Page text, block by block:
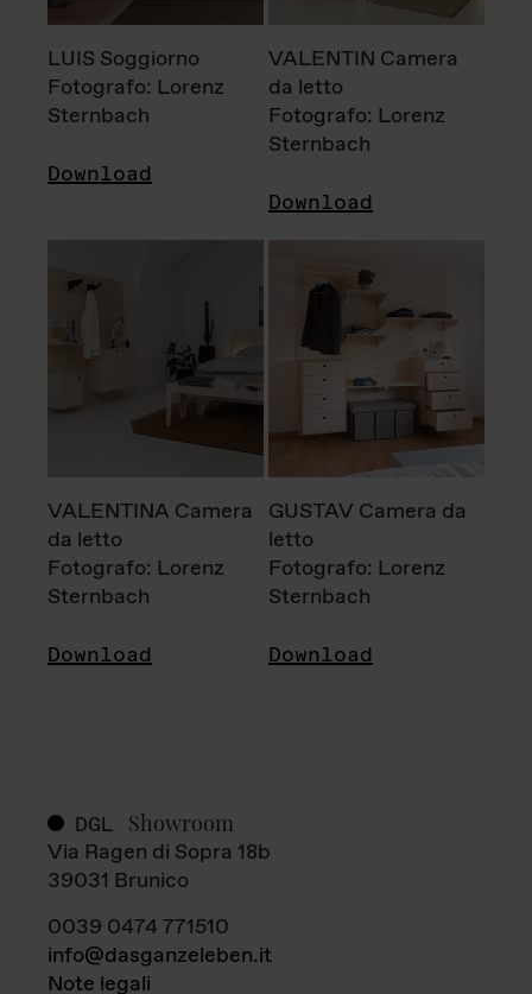
LUIS Soggiorno
Fotografo: Lorenz
Sternbach
Download
VALENTIN Camera
da letto
Fotografo: Lorenz
Sternbach
Download
VALENTINA Camera
da letto
Fotografo: Lorenz
Sternbach
Download
GUSTAV Camera da
letto
Fotografo: Lorenz
Sternbach
Download
DGL Showroom
Via Ragen di Sopra 18b
39031 Brunico
0039 0474 771510
info@dasganzeleben.it
Note legali